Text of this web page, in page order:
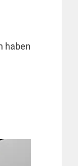
haben